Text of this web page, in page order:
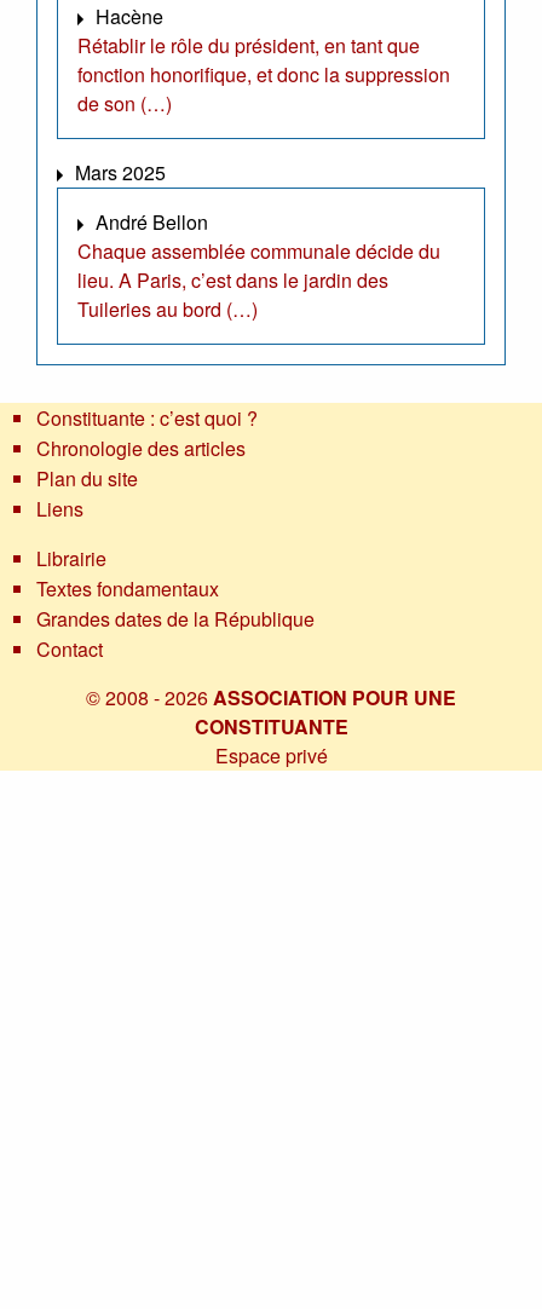
Hacène
Rétablir le rôle du président, en tant que
fonction honorifique, et donc la suppression
de son (…)
Mars 2025
André Bellon
Chaque assemblée communale décide du
lieu. A Paris, c’est dans le jardin des
Tuileries au bord (…)
Constituante : c’est quoi ?
Chronologie des articles
Plan du site
Liens
Librairie
Textes fondamentaux
Grandes dates de la République
Contact
© 2008 - 2026ASSOCIATION POUR UNE
CONSTITUANTE
Espace privé